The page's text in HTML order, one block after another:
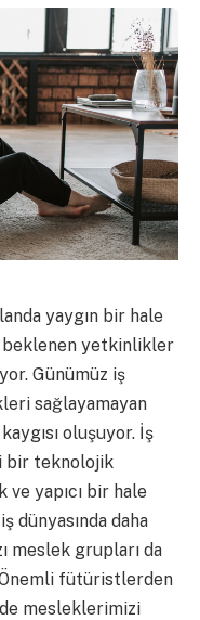
yaygın bir hale
beklenen yetkinlikler
Günümüz iş
sağlayamayan
oluşuyor. İş
bir teknolojik
yapıcı bir hale
dünyasında daha
meslek grupları da
fütüristlerden
mesleklerimizi